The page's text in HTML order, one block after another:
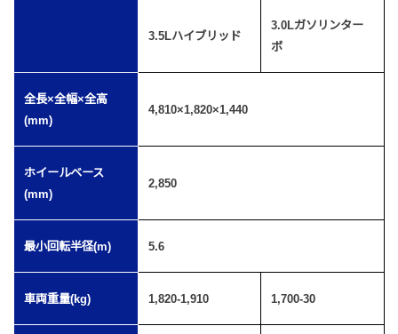
3.5Lハイブリッド
3.0Lガソリンター
ボ
全長×全幅×全高
(mm)
4,810×1,820×1,440
ホイールベース
(mm)
2,850
最小回転半径(m) 5.6
車両重量(kg) 1,820-1,910 1,700-30